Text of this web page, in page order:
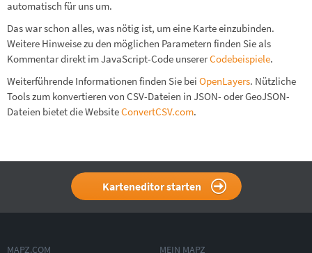
automatisch für uns um.
Das war schon alles, was nötig ist, um eine Karte einzubinden.
Weitere Hinweise zu den möglichen Parametern finden Sie als
Kommentar direkt im JavaScript-Code unsererCodebeispiele.
Weiterführende Informationen finden Sie bei OpenLayers. Nützliche
Tools zum konvertieren von CSV-Dateien in JSON- oder GeoJSON-
Dateien bietet die WebsiteConvertCSV.com.
Karteneditor starten
MAPZ.COM MEIN MAPZ